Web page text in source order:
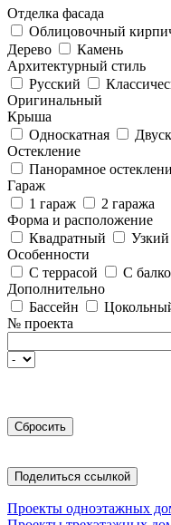
Отделка фасада
Облицовочный
Дерево
Камень
Архитектурный стиль
Русский
Оригинальный
Крыша
Односкатная
Остекление
Панорамное
Гараж
1 гараж
2 гаража
Форма и расположение
Квадратный
Узкий
Особенности
С террасой
С
Дополнительно
Бассейн
№ проекта
Поделиться ссылкой
Проекты одноэтажных